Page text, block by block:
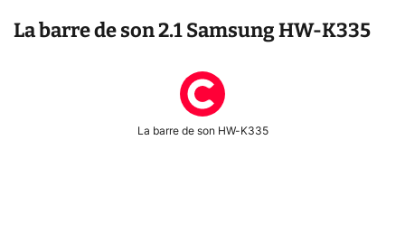
La barre de son 2.1 Samsung HW-K335
La barre de son HW-K335